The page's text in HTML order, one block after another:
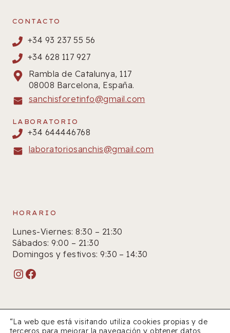
CONTACTO
+34 93 237 55 56
+34 628 117 927
Rambla de Catalunya, 117
08008 Barcelona, España.
sanchisforetinfo@gmail.com
LABORATORIO
+34 644446768
laboratoriosanchis@gmail.com
HORARIO
Lunes-Viernes: 8:30 – 21:30
Sábados: 9:00 – 21:30
Domingos y festivos: 9:30 – 14:30
Instagram
Facebook
“La web que está visitando utiliza cookies propias y de
terceros para mejorar la navegación y obtener datos